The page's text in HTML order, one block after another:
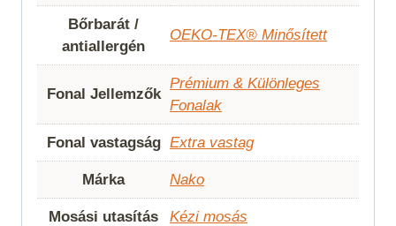
Bőrbarát /
antiallergén
OEKO-TEX® Minősített
Fonal Jellemzők
Prémium & Különleges
Fonalak
Fonal vastagság Extra vastag
Márka Nako
Mosási utasítás Kézi mosás